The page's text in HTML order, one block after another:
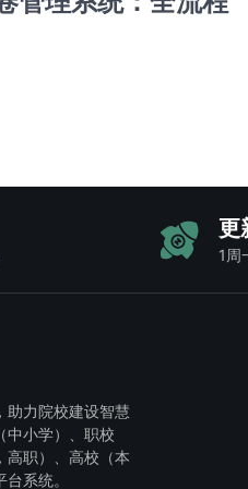
更
1周
助力院校建设智慧
中小学）、职校
高职）、高校（本
系统。